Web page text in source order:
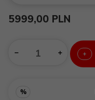
5999,00 PLN
+
%